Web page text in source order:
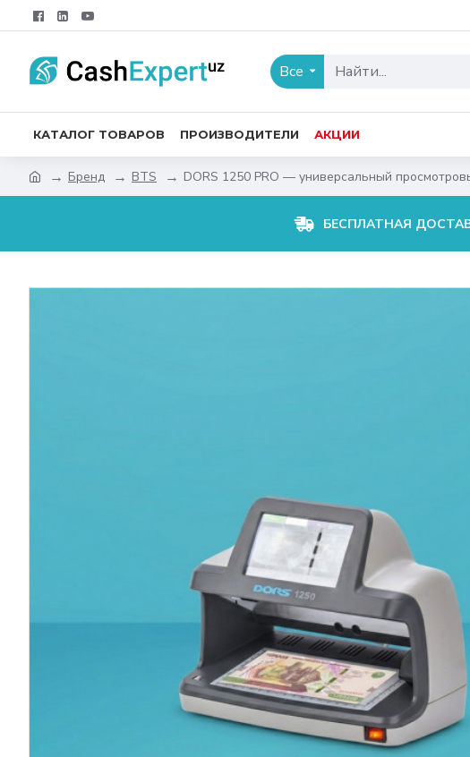
Все
КАТАЛОГ ТОВАРОВ ПРОИЗВОДИТЕЛИ АКЦИИ
Бренд BTS DORS 1250 PRO — универсальный
БЕСПЛАТНАЯ